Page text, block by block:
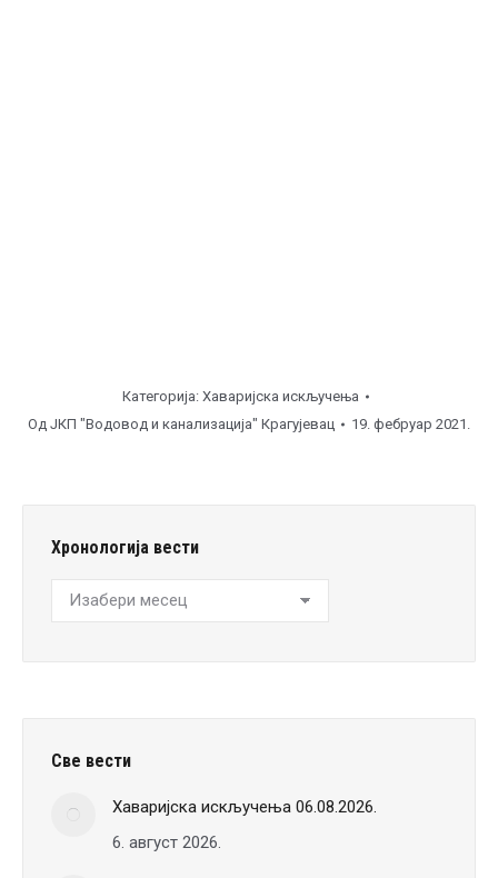
Категорија: Хаваријска искључења
Од ЈКП "Водовод и канализација" Крагујевац 19. фебруар 2021.
Хронологија вести
Хронологија
вести
Све вести
Хаваријска искључења 06.08.2026.
6. август 2026.